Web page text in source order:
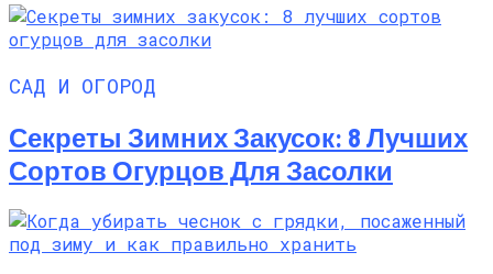
САД И ОГОРОД
Секреты Зимних Закусок: 8 Лучших
Сортов Огурцов Для Засолки